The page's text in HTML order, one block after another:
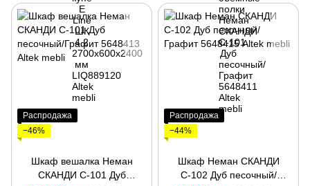
Распродажа
−46%
Шкаф вешалка Неман
СКАНДИ С-101 Дуб
Распродажа
−44%
Шкаф Неман СКАНДИ
С-102 Дуб песочный/